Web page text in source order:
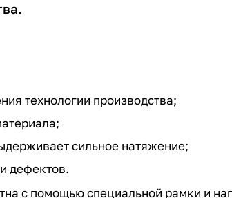
технологии производства;
сильное натяжение;
дефектов.
с помощью специальной рамки и